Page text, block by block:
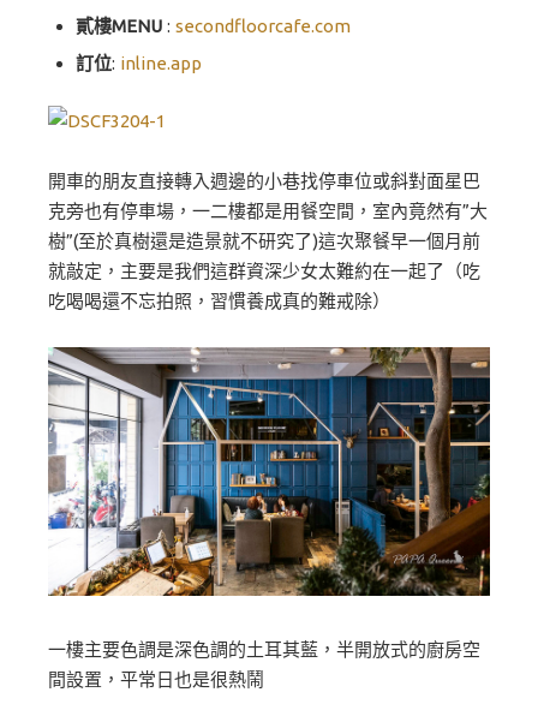
貳樓MENU: secondfloorcafe.com
訂位: inline.app
開車的朋友直接轉入週邊的小巷找停車位或斜對面星巴
克旁也有停車場，一二樓都是用餐空間，室內竟然有”大
樹”(至於真樹還是造景就不研究了)這次聚餐早一個月前
就敲定，主要是我們這群資深少女太難約在一起了（吃
吃喝喝還不忘拍照，習慣養成真的難戒除）
一樓主要色調是深色調的土耳其藍，半開放式的廚房空
間設置，平常日也是很熱鬧